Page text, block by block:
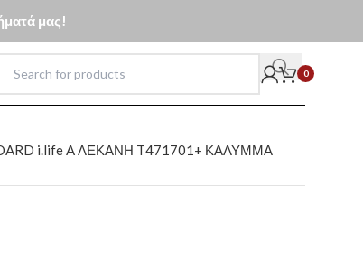
μας!
0
i.life A ΛΕΚΑΝΗ T471701+ ΚΑΛΥΜΜΑ